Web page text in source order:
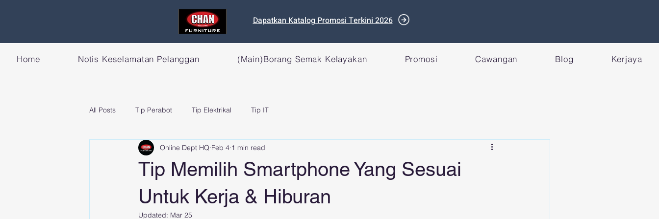
Dapatkan Katalog Promosi Terkini 2026
All Posts Tip Perabot Tip Elektrikal Tip IT
Tip Memilih Smartphone Yang Sesuai
Untuk Kerja & Hiburan
Online Dept HQ Feb 4 1 min read
Updated: Mar 25
Home Notis Keselamatan Pelanggan (Main)Borang Semak Kelayakan Promosi Cawangan Blog Kerjaya